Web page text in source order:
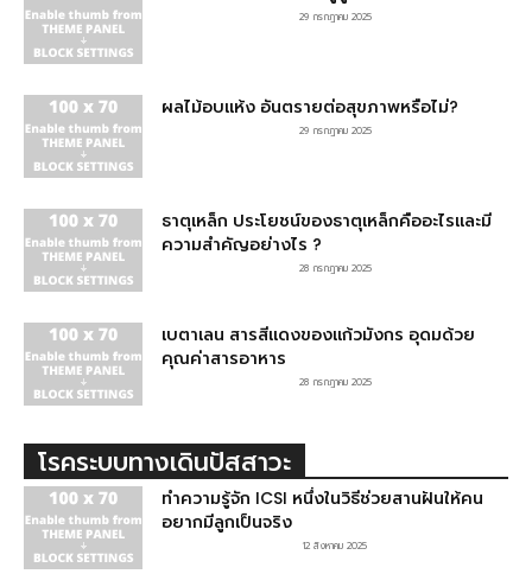
29 กรกฎาคม 2025
ผลไม้อบแห้ง อันตรายต่อสุขภาพหรือไม่?
29 กรกฎาคม 2025
ธาตุเหล็ก ประโยชน์ของธาตุเหล็กคืออะไรและมี
ความสำคัญอย่างไร ?
28 กรกฎาคม 2025
เบตาเลน สารสีแดงของแก้วมังกร อุดมด้วย
คุณค่าสารอาหาร
28 กรกฎาคม 2025
โรคระบบทางเดินปัสสาวะ
ทำความรู้จัก ICSI หนึ่งในวิธีช่วยสานฝันให้คน
อยากมีลูกเป็นจริง
12 สิงหาคม 2025